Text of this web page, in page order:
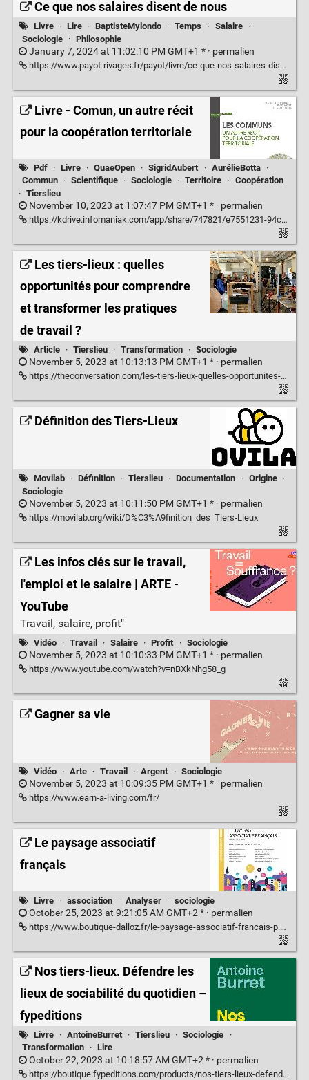
Ce que nos salaires disent de nous
Livre · Lire · BaptisteMylondo · Temps · Salaire
·
Sociologie
· Philosophie
January 7, 2024 at 11:02:10 PM GMT+1 * · permalien
https://www.payot-rivages.fr/payot/livre/ce-que-nos-salaires-disent-de-nous-9782228933865
Livre - Comun, un autre récit
pour la coopération territoriale
Pdf · Livre · QuaeOpen · SigridAubert · AurélieBotta
·
Commun
· Scientifique · Sociologie · Territoire · Coopération
· Tierslieu
November 10, 2023 at 1:07:47 PM GMT+1 * · permalien
https://kdrive.infomaniak.com/app/share/747821/e7551231-94cc-4cbb-bbd8-75f6ee766b80
Les tiers-lieux : quelles
opportunités pour comprendre
et transformer les pratiques
de travail ?
Article · Tierslieu · Transformation · Sociologie
November 5, 2023 at 10:13:13 PM GMT+1 * · permalien
https://theconversation.com/les-tiers-lieux-quelles-opportunites-pour-comprendre-et-transformer-les-pratiques-de-travail-75650
Définition des Tiers-Lieux
Movilab · Définition · Tierslieu · Documentation · Origine
·
Sociologie
November 5, 2023 at 10:11:50 PM GMT+1 * · permalien
https://movilab.org/wiki/D%C3%A9finition_des_Tiers-Lieux
Les infos clés sur le travail,
l'emploi et le salaire | ARTE -
YouTube
Travail, salaire, profit"
Vidéo · Travail · Salaire · Profit · Sociologie
November 5, 2023 at 10:10:33 PM GMT+1 * · permalien
https://www.youtube.com/watch?v=nBXkNhg58_g
Gagner sa vie
Vidéo · Arte · Travail · Argent · Sociologie
November 5, 2023 at 10:09:35 PM GMT+1 * · permalien
https://www.earn-a-living.com/fr/
Le paysage associatif
français
Livre · association · Analyser · sociologie
October 25, 2023 at 9:21:05 AM GMT+2 * · permalien
https://www.boutique-dalloz.fr/le-paysage-associatif-francais-p.html
Nos tiers-lieux. Défendre les
lieux de sociabilité du quotidien –
fypeditions
Livre · AntoineBurret · Tierslieu · Sociologie
·
Transformation
· Lire
October 22, 2023 at 10:18:57 AM GMT+2 * · permalien
https://boutique.fypeditions.com/products/nos-tiers-lieux-defendre-les-lieux-de-sociabilite-du-quotidien-auteur-antoine-burret